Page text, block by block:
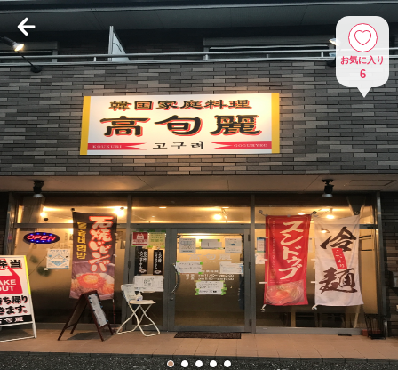
お気に入り
6